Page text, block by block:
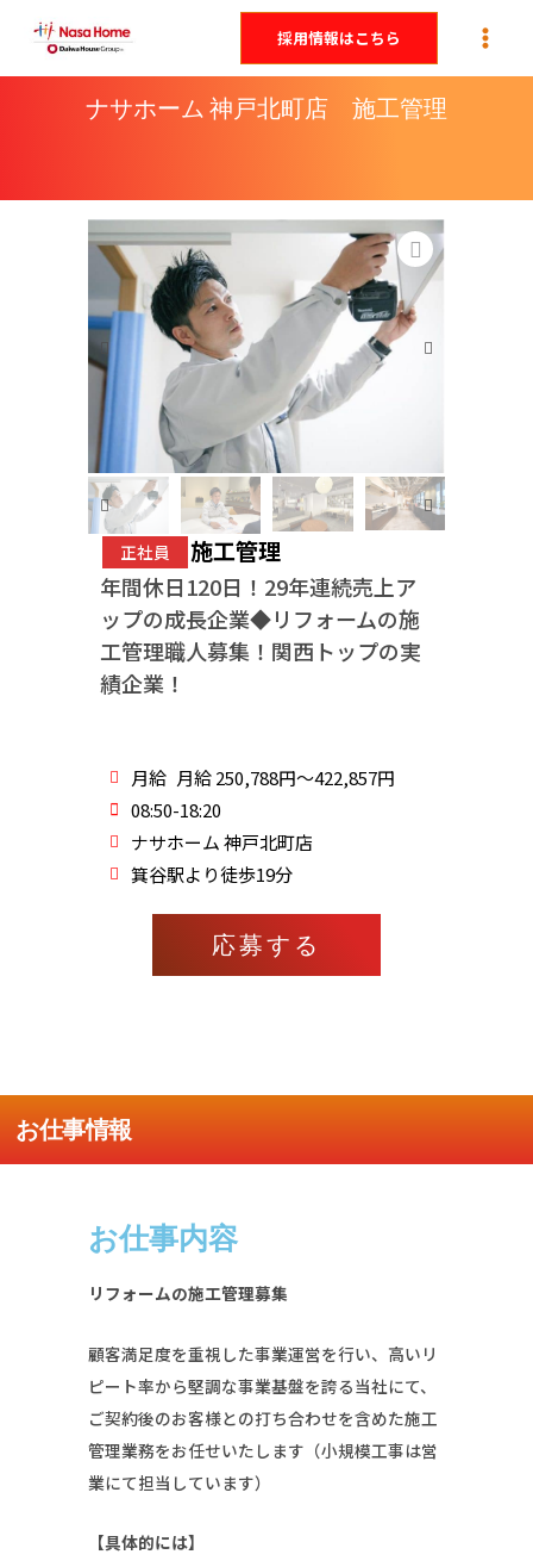
を
プ
採用情報はこちら
ナサホーム 神戸北町店 施工管理
正社員 施工管理
年間休日120日！29年連続売上ア
ップの成長企業◆リフォームの施
工管理職人募集！関西トップの実
績企業！
月給 月給 250,788円～422,857円
08:50-18:20
ナサホーム 神戸北町店
箕谷駅より徒歩19分
応募する
お仕事情報
お仕事内容
リフォームの施工管理募集
顧客満足度を重視した事業運営を行い、高いリ
ピート率から堅調な事業基盤を誇る当社にて、
ご契約後のお客様との打ち合わせを含めた施工
管理業務をお任せいたします（小規模工事は営
業にて担当しています）
【具体的には】